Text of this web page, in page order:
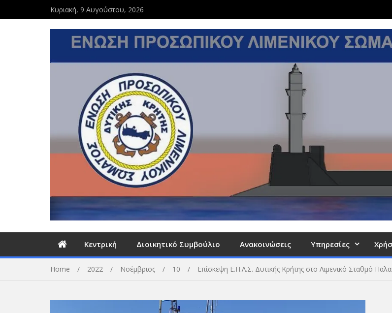
Κυριακή, 9 Αυγούστου, 2026
Κεντρική Διοικητικό Συμβούλιο Ανακοινώσεις Υπηρεσίες
Home 2022 Νοέμβριος 10 Επίσκεψη Ε.Π.Λ.Σ. Δυτικής Κρήτης στο Λιμενικό Σταθμό